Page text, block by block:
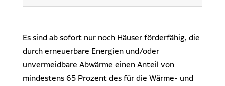
Es sind ab sofort nur noch Häuser förderfähig, die
durch erneuerbare Energien und/oder
unvermeidbare Abwärme einen Anteil von
mindestens 65 Prozent des für die Wärme- und